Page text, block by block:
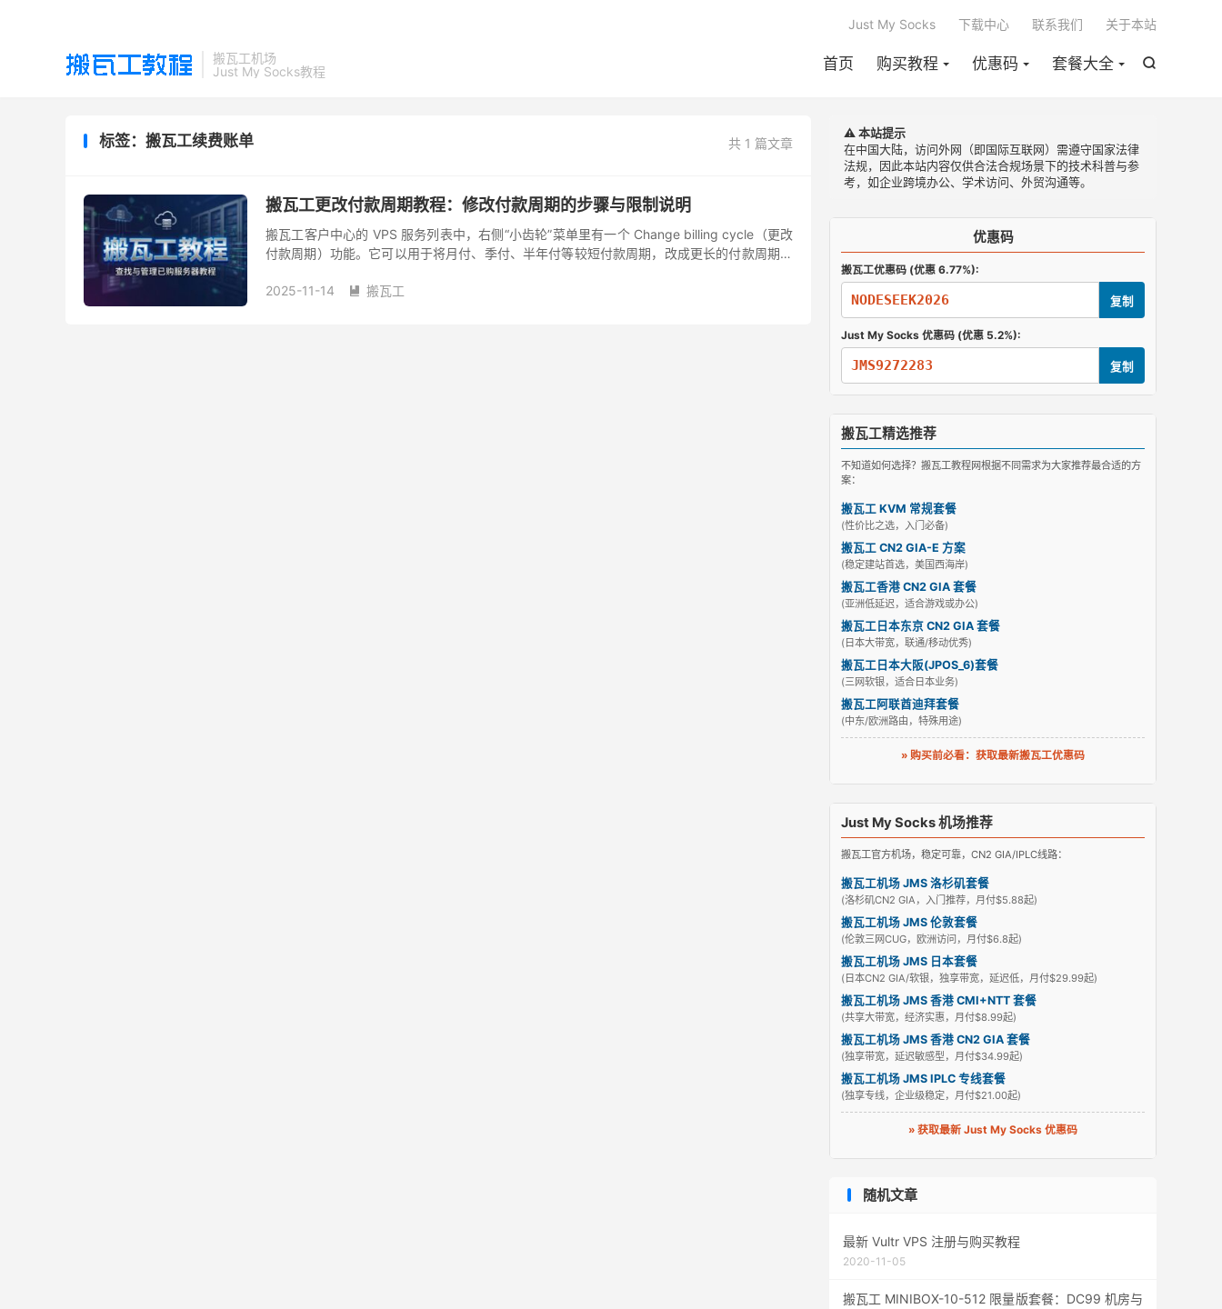
搬瓦工机场
Just My Socks教程

首页 购买教程 优惠码 套餐大全
Just My Socks 下载中心 联系我们 关于本站
共 1 篇文章
标签：搬瓦工续费账单
搬瓦工更改付款周期教程：修改付款周期的步骤与限制说明
搬瓦工客户中心的 VPS 服务列表中，右侧“小齿轮”菜单里有一个 Change billing cycle（更改
付款周期）功能。它可以用于将月付、季付、半年付等较短付款周期，改成更长的付款周期，
2025-11-14
 搬瓦工
⚠️ 本站提示
在中国大陆，访问外网（即国际互联网）需遵守国家法律
法规，因此本站内容仅供合法合规场景下的技术科普与参
考，如企业跨境办公、学术访问、外贸沟通等。
优惠码
搬瓦工优惠码 (优惠 6.77%):
NODESEEK2026 复制
Just My Socks 优惠码 (优惠 5.2%):
JMS9272283 复制
搬瓦工精选推荐
不知道如何选择？搬瓦工教程网根据不同需求为大家推荐最合适的方
案：
搬瓦工 KVM 常规套餐
(性价比之选，入门必备)
搬瓦工 CN2 GIA-E 方案
(稳定建站首选，美国西海岸)
搬瓦工香港 CN2 GIA 套餐
(亚洲低延迟，适合游戏或办公)
搬瓦工日本东京 CN2 GIA 套餐
(日本大带宽，联通/移动优秀)
搬瓦工日本大阪(JPOS_6)套餐
(三网软银，适合日本业务)
搬瓦工阿联酋迪拜套餐
(中东/欧洲路由，特殊用途)
» 购买前必看：获取最新搬瓦工优惠码
Just My Socks 机场推荐
搬瓦工官方机场，稳定可靠，CN2 GIA/IPLC线路：
搬瓦工机场 JMS 洛杉矶套餐
(洛杉矶CN2 GIA，入门推荐，月付$5.88起)
搬瓦工机场 JMS 伦敦套餐
(伦敦三网CUG，欧洲访问，月付$6.8起)
搬瓦工机场 JMS 日本套餐
(日本CN2 GIA/软银，独享带宽，延迟低，月付$29.99起)
搬瓦工机场 JMS 香港 CMI+NTT 套餐
(共享大带宽，经济实惠，月付$8.99起)
搬瓦工机场 JMS 香港 CN2 GIA 套餐
(独享带宽，延迟敏感型，月付$34.99起)
搬瓦工机场 JMS IPLC 专线套餐
(独享专线，企业级稳定，月付$21.00起)
» 获取最新 Just My Socks 优惠码
随机文章
最新 Vultr VPS 注册与购买教程
2020-11-05
搬瓦工 MINIBOX-10-512 限量版套餐：DC99 机房与